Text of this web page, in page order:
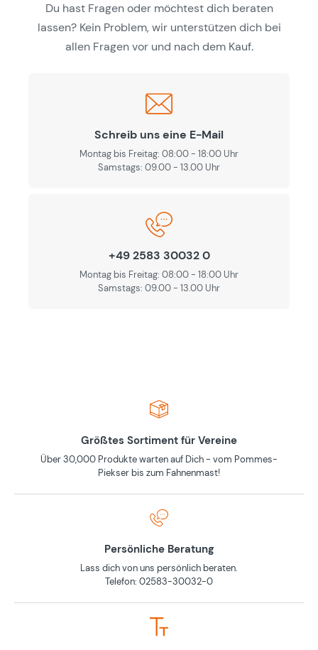
Du hast Fragen oder möchtest dich beraten
lassen? Kein Problem, wir unterstützen dich bei
allen Fragen vor und nach dem Kauf.
Schreib uns eine E-Mail
Montag bis Freitag: 08:00 - 18:00 Uhr
Samstags: 09.00 - 13.00 Uhr
+49 2583 30032 0
Montag bis Freitag: 08:00 - 18:00 Uhr
Samstags: 09.00 - 13.00 Uhr
Größtes Sortiment für Vereine
Über 30,000 Produkte warten auf Dich - vom Pommes-
Piekser bis zum Fahnenmast!
Persönliche Beratung
Lass dich von uns persönlich beraten.
Telefon: 02583-30032-0